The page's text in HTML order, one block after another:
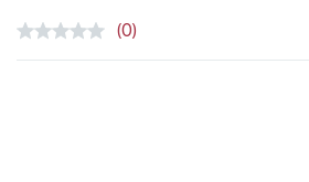
(0)